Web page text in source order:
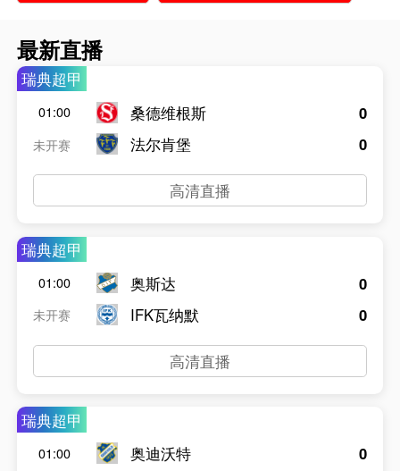
最新直播
瑞典超甲
01:00
未开赛
桑德维根斯
法尔肯堡
0
0
高清直播
瑞典超甲
01:00
未开赛
奥斯达
IFK瓦纳默
0
0
高清直播
瑞典超甲
01:00
奥迪沃特
0